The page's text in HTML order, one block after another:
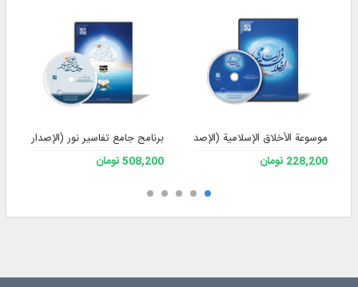
موسوعة الأخلاق الإسلامیة (الإصدار 2)
228,200 تومان
برنامج جامع تفاسير نور (الإصدار 4)
508,200 تومان